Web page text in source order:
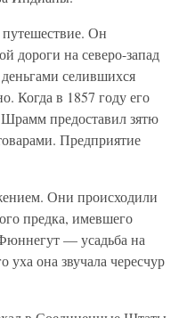
Он
дороги на северо-запад
селившихся
Когда в 1857 году его
предоставил зятю
Предприятие
Они происходили
предка, имевшего
— усадьба на
она звучала чересчур